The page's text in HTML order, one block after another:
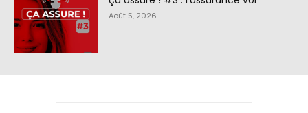
Août 5, 2026